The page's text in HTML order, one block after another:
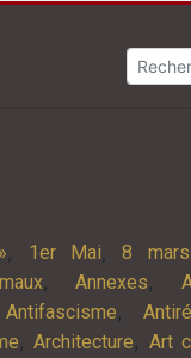
, 1er Mai,8 mars
,Annexes,
Antifascisme,
,Architecture, Art